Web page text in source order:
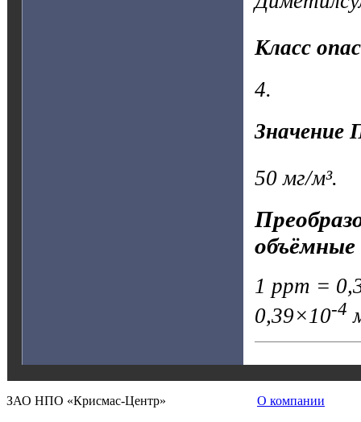
Класс
4.
Значение
50 мг/м³.
объёмные
1 ppm =
0,39×10-4
ЗАО НПО «Крисмас-Центр»
О компании